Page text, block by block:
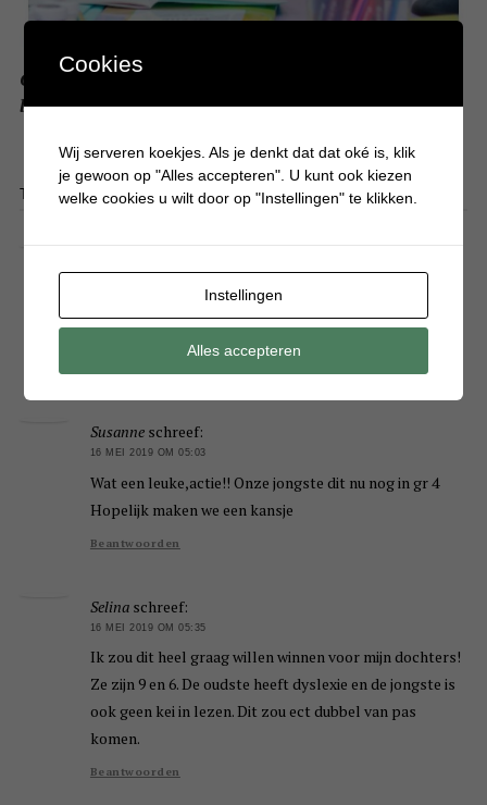
Originele ideeën voor een afscheidscadeau van het
laatste schooljaar
THIS ARTICLE HAS 14 COMMENTS
Susanne schreef:
16 MEI 2019 OM 05:03
Wat een leuke,actie!! Onze jongste dit nu nog in gr 4
Hopelijk maken we een kansje
Beantwoorden
Selina schreef:
16 MEI 2019 OM 05:35
Ik zou dit heel graag willen winnen voor mijn dochters!
Ze zijn 9 en 6. De oudste heeft dyslexie en de jongste is
ook geen kei in lezen. Dit zou ect dubbel van pas
komen.
Beantwoorden
Cookies
Wij serveren koekjes. Als je denkt dat dat oké is, klik
je gewoon op "Alles accepteren". U kunt ook kiezen
welke cookies u wilt door op "Instellingen" te klikken.
Instellingen
Alles accepteren